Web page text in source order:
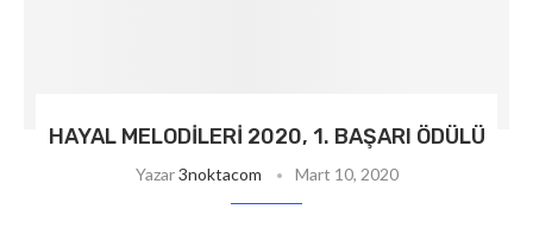
HAYAL MELODILERI 2020, 1. BAŞARI ÖDÜLÜ
Yazar3noktacom Mart 10, 2020